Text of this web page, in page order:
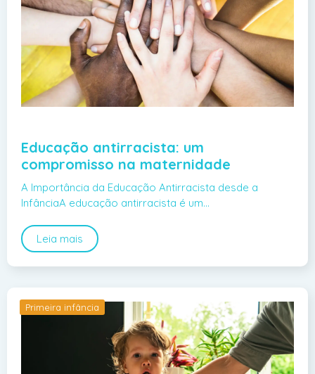
Educação antirracista: um
compromisso na maternidade
A Importância da Educação Antirracista desde a
InfânciaA educação antirracista é um…
Leia mais
Primeira infância